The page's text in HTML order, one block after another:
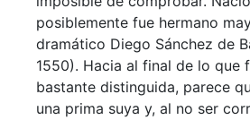
posiblemente fue hermano
dramático Diego Sánchez de
1550). Hacia al final de lo que
bastante distinguida, parece
una prima suya y, al no ser